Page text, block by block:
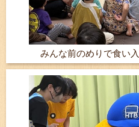
みんな前のめりで食い